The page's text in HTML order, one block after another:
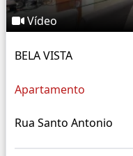
Vídeo
BELA VISTA
Apartamento
Rua Santo Antonio